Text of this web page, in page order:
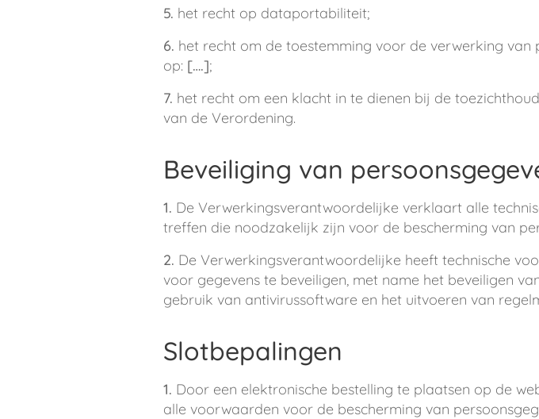
5. het recht op dataportabiliteit;
6. het recht om de toestemming voor de verwerking
op: [….];
7. het recht om een klacht in te dienen bij de
van de Verordening.
Beveiliging van
1. De Verwerkingsverantwoordelijke verklaart alle
treffen die noodzakelijk zijn voor de bescherming van
2. De Verwerkingsverantwoordelijke heeft technische
voor gegevens te beveiligen, met name het beveiligen
gebruik van antivirussoftware en het uitvoeren van
Slotbepalingen
1. Door een elektronische bestelling te plaatsen op de
alle voorwaarden voor de bescherming van